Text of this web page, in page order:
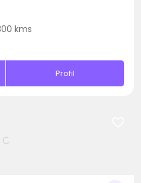
kms
Profil